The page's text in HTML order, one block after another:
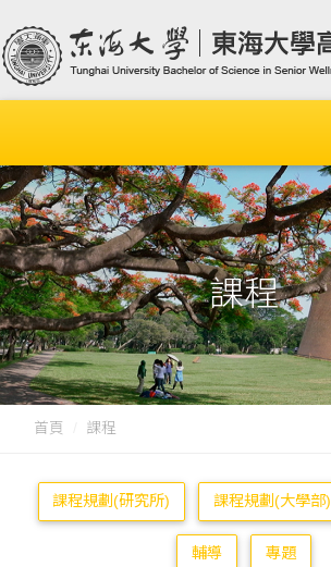
課程
首頁 課程
課程規劃(研究所) 課程規劃(大學部)
輔導 專題